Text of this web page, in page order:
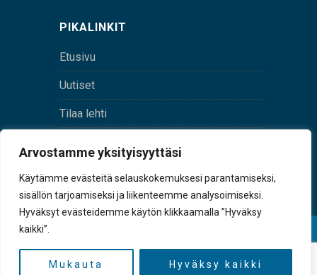
Arvostamme yksityisyyttäsi
Käytämme evästeitä selauskokemuksesi parantamiseksi,
sisällön tarjoamiseksi ja liikenteemme analysoimiseksi.
Hyväksyt evästeidemme käytön klikkaamalla ”Hyväksy
kaikki”.
Mukauta Hyväksy kaikki
PIKALINKIT
Etusivu
Uutiset
Tilaa lehti
tunnus 0167229-8